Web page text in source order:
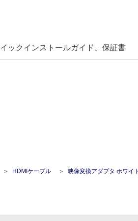
ックインストールガイド、保証書
HDMIケーブル 映像変換アダプタ ホワイト